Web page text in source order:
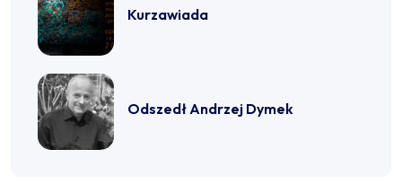
Kurzawiada
Odszedł Andrzej Dymek